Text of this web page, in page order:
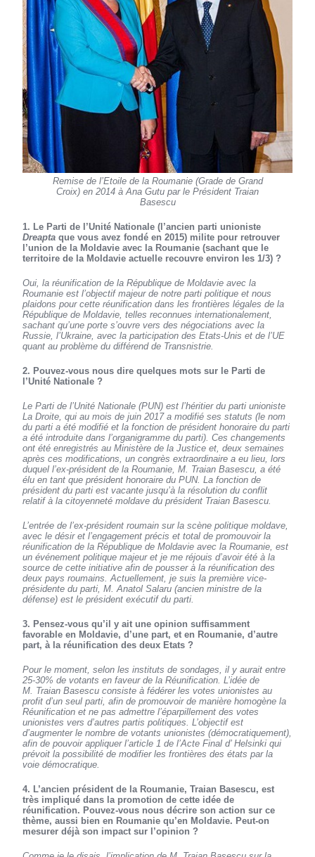
Remise de l’Etoile de la Roumanie (Grade de Grand
Croix) en 2014 à Ana Gutu par le Président Traian
Basescu
1. Le Parti de l’Unité Nationale (l’ancien parti unioniste
Dreaptaque vous avez fondé en 2015) milite pour retrouver
l’union de la Moldavie avec la Roumanie (sachant que le
territoire de la Moldavie actuelle recouvre environ les 1/3) ?
Oui, la réunification de la République de Moldavie avec la
Roumanie est l’objectif majeur de notre parti politique et nous
plaidons pour cette réunification dans les frontières légales de la
République de Moldavie, telles reconnues internationalement,
sachant qu’une porte s’ouvre vers des négociations avec la
Russie, l’Ukraine, avec la participation des Etats-Unis et de l’UE
quant au problème du différend de Transnistrie.
2. Pouvez-vous nous dire quelques mots sur le Parti de
l’Unité Nationale ?
Le Parti de l’Unité Nationale (PUN) est l’héritier du parti unioniste
La Droite , qui au mois de juin 2017 a modifié ses statuts (le nom
du parti a été modifié et la fonction de président honoraire du parti
a été introduite dans l’organigramme du parti). Ces changements
ont été enregistrés au Ministère de la Justice et, deux semaines
après ces modifications, un congrès extraordinaire a eu lieu, lors
duquel l’ex-président de la Roumanie, M. Traian Basescu, a été
élu en tant que président honoraire du PUN. La fonction de
président du parti est vacante jusqu’à la résolution du conflit
relatif à la citoyenneté moldave du président Traian Basescu.
L’entrée de l’ex-président roumain sur la scène politique moldave,
avec le désir et l’engagement précis et total de promouvoir la
réunification de la République de Moldavie avec la Roumanie, est
un événement politique majeur et je me réjouis d’avoir été à la
source de cette initiative afin de pousser à la réunification des
deux pays roumains. Actuellement, je suis la première vice-
présidente du parti, M. Anatol Salaru (ancien ministre de la
défense) est le président exécutif du parti.
3. Pensez-vous qu’il y ait une opinion suffisamment
favorable en Moldavie, d’une part, et en Roumanie, d’autre
part, à la réunification des deux Etats ?
Pour le moment, selon les instituts de sondages, il y aurait entre
25-30% de votants en faveur de la Réunification. L’idée de
M. Traian Basescu consiste à fédérer les votes unionistes au
profit d’un seul parti, afin de promouvoir de manière homogène la
Réunification et ne pas admettre l’éparpillement des votes
unionistes vers d’autres partis politiques. L’objectif est
d’augmenter le nombre de votants unionistes (démocratiquement),
afin de pouvoir appliquer l’article 1 de l’Acte Final d’ Helsinki qui
prévoit la possibilité de modifier les frontières des états par la
voie démocratique.
4. L’ancien président de la Roumanie, Traian Basescu, est
très impliqué dans la promotion de cette idée de
réunification. Pouvez-vous nous décrire son action sur ce
thème, aussi bien en Roumanie qu’en Moldavie. Peut-on
mesurer déjà son impact sur l’opinion ?